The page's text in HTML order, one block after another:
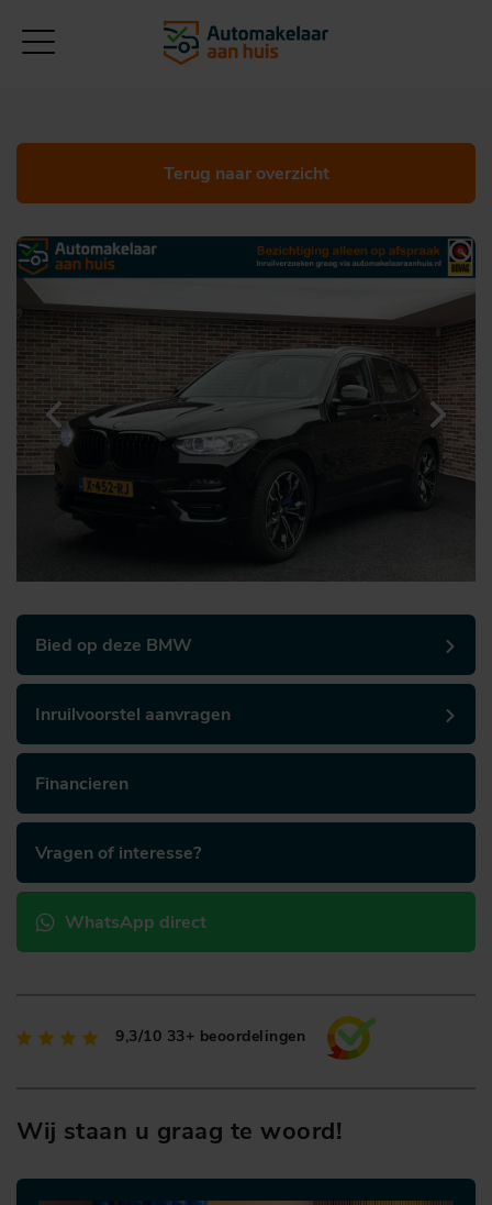
Terug naar overzicht
Bied op deze BMW
Inruilvoorstel aanvragen
Financieren
Vragen of interesse?
WhatsApp direct
9,3/10 33+ beoordelingen
Wij staan u graag te woord!